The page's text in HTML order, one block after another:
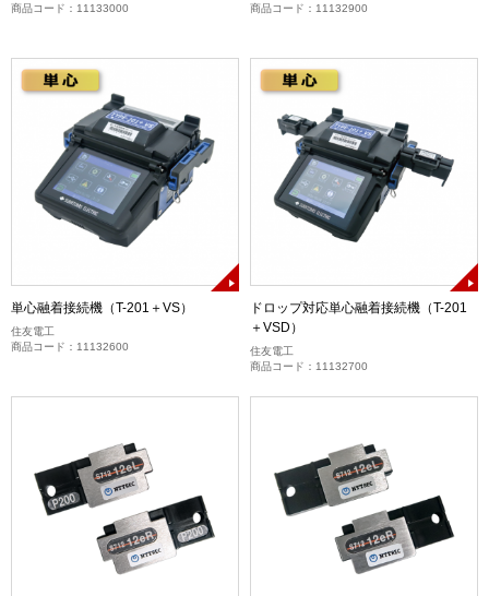
商品コード：11133000
商品コード：11132900
単心融着接続機（T-201＋VS）
住友電工
商品コード：11132600
ドロップ対応単心融着接続機（T-201
＋VSD）
住友電工
商品コード：11132700